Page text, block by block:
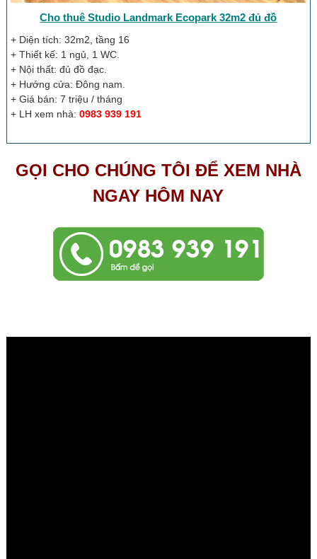
Cho thuê Studio Landmark Ecopark 32m2 đủ đồ
+ Diện tích: 32m2, tầng 16
+ Thiết kế: 1 ngủ, 1 WC.
+ Nội thất: đủ đồ đạc.
+ Hướng cửa: Đông nam.
+ Giá bán: 7 triệu / tháng
+ LH xem nhà: 0983 939 191
GỌI CHO CHÚNG TÔI ĐỂ XEM NHÀ
NGAY HÔM NAY